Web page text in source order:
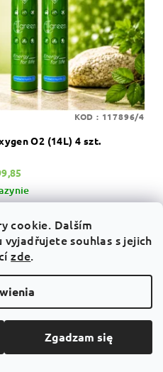
cookie. Dalším
souhlas s jejich
zde.
Zgadzam się
O2 (14L) 4 szt.
jest niezbędny dla siły i
ponieważ wspiera 90%
ogólnie zwiększa
KOD : 117896/4